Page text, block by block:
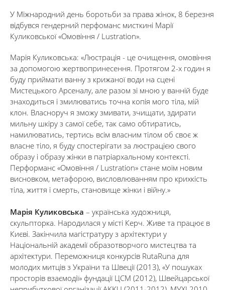
У Міжнародний день боротьби за права жінок, 8 березня
відбувся гендерний перфоманс мисткині Марії
Куликовської «Омовіння / Lustration».
Марія Куликовська: «Люстрація - це очищення, омовіння
за допомогою жертвопринесення. Протягом 2-х годин я
буду приймати ванну з крижаної води на сцені
Мистецького Арсеналу, але разом зі мною у ванній буде
знаходиться і змилюватись точна копія мого тіла, мій
клон. Власноруч я зможу змивати, зчищати, здирати
мильну шкіру з самої себе, так само обтиратись,
намилюватись, тертись всім власним тілом об своє ж
власне тіло, я буду спостерігати за люстрацією свого
образу і образу жінки в патріархальному контексті.
Перформанс «Омовіння / Lustration» стане моїм новим
висновком, метафорою, висловлюванням про крихкість
тіла, життя і смерть, становище жінки і війну.»
Марія Куликовська – українська художниця,
скульпторка. Народилася у місті Керч. Живе та працює в
Києві. Закінчила магістратуру з архітектури у
Національній академії образотворчого мистецтва та
архітектури. Переможниця конкурсів RutaRuna для
молодих митців з України та Швеції (2013), «У пошуках
просторів взаємодії» фундації ЦСМ (2012), Швейцарської